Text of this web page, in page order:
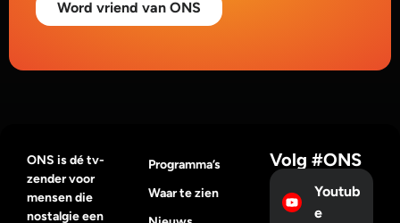
Word vriend van ONS
ONS is dé tv-
zender voor
mensen die
nostalgie een
Programma’s
Waar te zien
Volg #ONS
Youtub
e